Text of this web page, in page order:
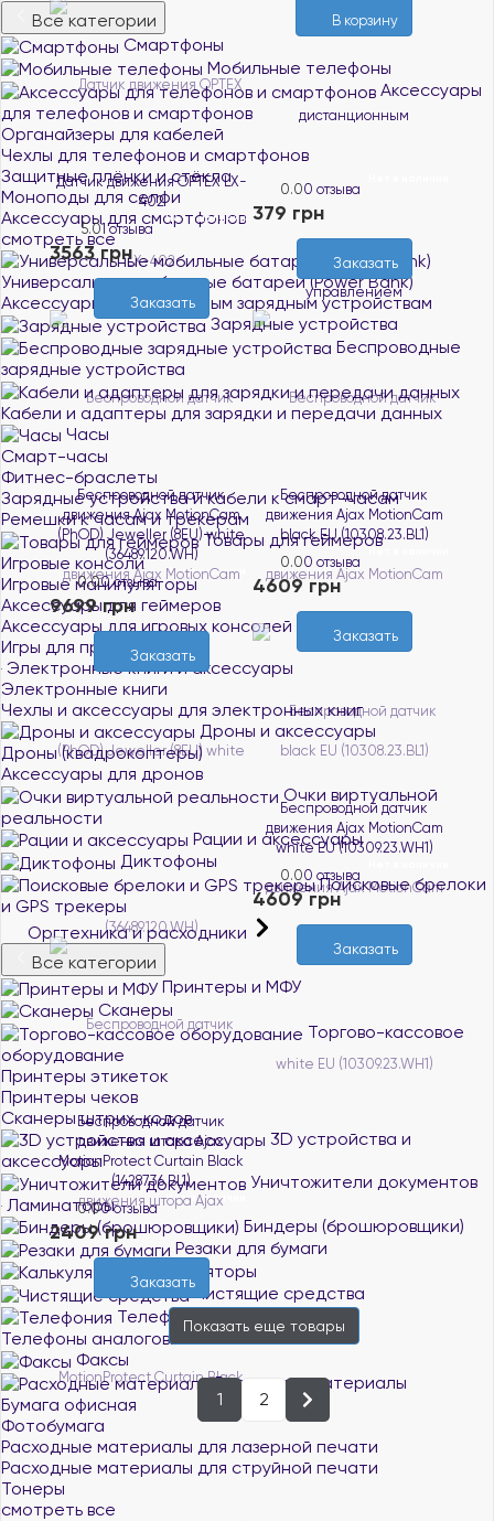
Все категории
Смартфоны
Мобильные телефоны
Аксессуары
для телефонов и смартфонов
Органайзеры для кабелей
Чехлы для телефонов и смартфонов
Защитные плёнки и стёкла
Моноподы для селфи
Аксессуары для смартфонов
смотреть все
Универсальные мобильные батареи (Power Bank)
Аксессуары к портативным зарядным устройствам
Зарядные устройства
Беспроводные
зарядные устройства
Кабели и адаптеры для зарядки и передачи данных
Часы
Смарт-часы
Фитнес-браслеты
Зарядные устройства и кабели к смарт-часам
Ремешки к часам и трекерам
Товары для геймеров
Игровые консоли
Игровые манипуляторы
Аксессуары для геймеров
Аксессуары для игровых консолей
Игры для приставок и ПК
Электронные книги и аксессуары
Электронные книги
Чехлы и аксессуары для электронных книг
Дроны и аксессуары
Дроны (квадрокоптеры)
Аксессуары для дронов
Очки виртуальной
реальности
Рации и аксессуары
Диктофоны
Поисковые брелоки
и GPS трекеры
Оргтехника и расходники
Все категории
Принтеры и МФУ
Сканеры
Торгово-кассовое
оборудование
Принтеры этикеток
Принтеры чеков
Сканеры штрих-кодов
3D устройства и
аксессуары
Уничтожители документов
Ламинаторы
Биндеры (брошюровщики)
Резаки для бумаги
Калькуляторы
Чистящие средства
Телефония
Телефоны аналоговые
Факсы
Расходные материалы
Бумага офисная
Фотобумага
Расходные материалы для лазерной печати
Расходные материалы для струйной печати
Тонеры
смотреть все
В корзину
Датчик движения OPTEX LX-
402
5.01 отзыва
Нет в наличии
3563 грн
Заказать
0.00 отзыва
379 грн
Заказать
Беспроводной датчик
движения Ajax MotionCam
(PhOD) Jeweller (8EU) white
(36489.120.WH)
0.00 отзыва
Нет в наличии
9699 грн
Заказать
Беспроводной датчик
движения Ajax MotionCam
black ЕU (10308.23.BL1)
0.00 отзыва
4609 грн
Заказать
Беспроводной датчик
движения Ajax MotionCam
white ЕU (10309.23.WH1)
0.00 отзыва
4609 грн
Заказать
Беспроводной датчик
движения штора Ajax
MotionProtect Curtain Black
(14287.36.BL1)
0.00 отзыва
Нет в наличии
2409 грн
Заказать
Показать еще товары
1 2